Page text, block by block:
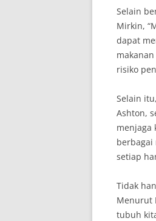
Selain
Mirkin,
dapat
risiko
Selain
Ashton,
menjaga
berbagai
setiap
Tidak
Menurut
tubuh